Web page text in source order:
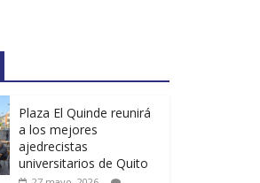
Plaza El Quinde reunirá
a los mejores
ajedrecistas
universitarios de Quito